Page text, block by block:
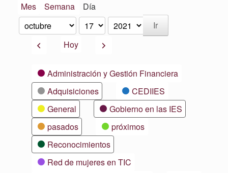
Mes Semana Día
Mes
Día
Año
AnteriorHoy Siguiente
CategoríasAdministración y Gestión Financiera
Adquisiciones
CEDIIES
General
Gobierno en las IES
pasados
próximos
Reconocimientos
Red de mujeres en TIC